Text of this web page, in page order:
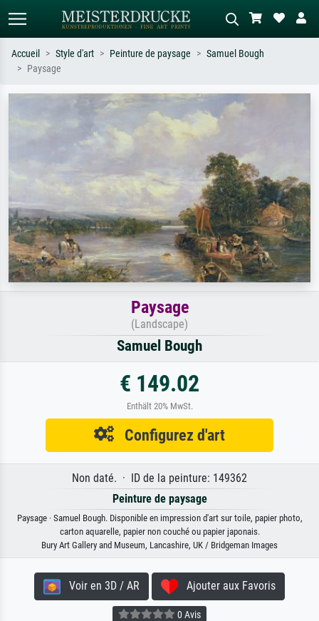
Recherchez par artiste, titre ou style –
impressionnisme, vague de Hokusai,
nu.
Décrivez la scène – ex. prairie verte,
abstrait avec beaucoup de rouge,
tableau sombre, nu debout près d'un
Accueil Style d'art Peinture de paysage
Samuel Bough
Paysage
Paysage
(Landscape)
Samuel Bough
€ 149.02
Enthält 20% MwSt.
Configurez d'art
Non daté. · ID de la peinture: 149362
Peinture de paysage
Paysage · Samuel Bough. Disponible en impression d'art sur toile, papier photo,
carton aquarelle, papier non couché ou papier japonais.
Bury Art Gallery and Museum, Lancashire, UK / Bridgeman Images
Voir en 3D / AR Ajouter aux Favoris
0 Avis